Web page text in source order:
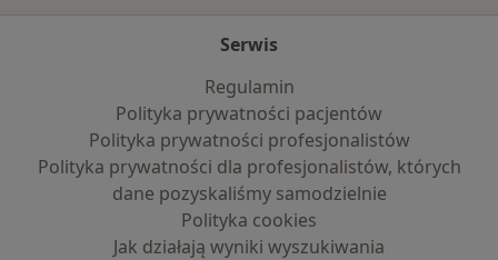
Serwis
Regulamin
Polityka prywatności pacjentów
Polityka prywatności profesjonalistów
Polityka prywatności dla profesjonalistów, których
dane pozyskaliśmy samodzielnie
Polityka cookies
Jak działają wyniki wyszukiwania